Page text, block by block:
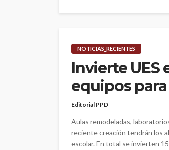
NOTICIAS_RECIENTES
Invierte UES
equipos
Editorial PPD
Aulas remodeladas,
reciente creación tendrán los
escolar. En total se invierten